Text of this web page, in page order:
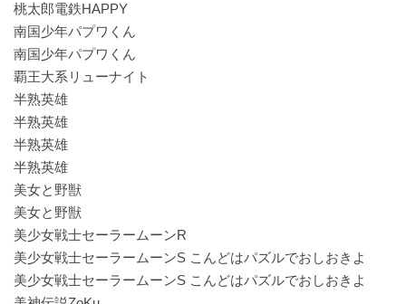
桃太郎電鉄HAPPY
南国少年パプワくん
南国少年パプワくん
覇王大系リューナイト
半熟英雄
半熟英雄
半熟英雄
半熟英雄
美女と野獣
美女と野獣
美少女戦士セーラームーンR
美少女戦士セーラームーンS こんどはパズルでおしおきよ
美少女戦士セーラームーンS こんどはパズルでおしおきよ